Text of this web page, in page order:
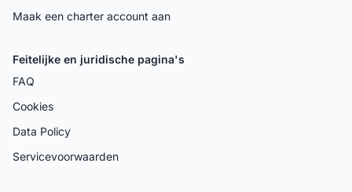
Maak een charter account aan
Feitelijke en juridische pagina's
FAQ
Cookies
Data Policy
Servicevoorwaarden